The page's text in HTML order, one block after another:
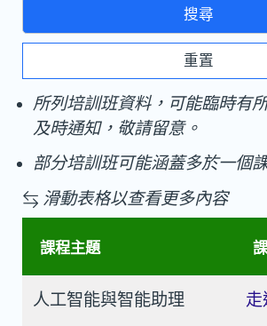
搜尋
所列培訓班資料，可能臨時有
及時通知，敬請留意。
部分培訓班可能涵蓋多於一個
滑動表格以查看更多內容
課程主題
人工智能與智能助理 走